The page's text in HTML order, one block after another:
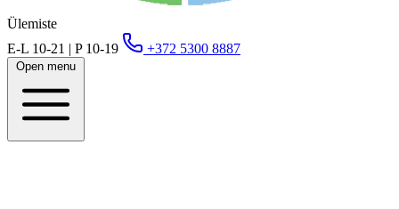
Ülemiste
E-L 10-21 | P 10-19
+372 5300 8887
Open menu